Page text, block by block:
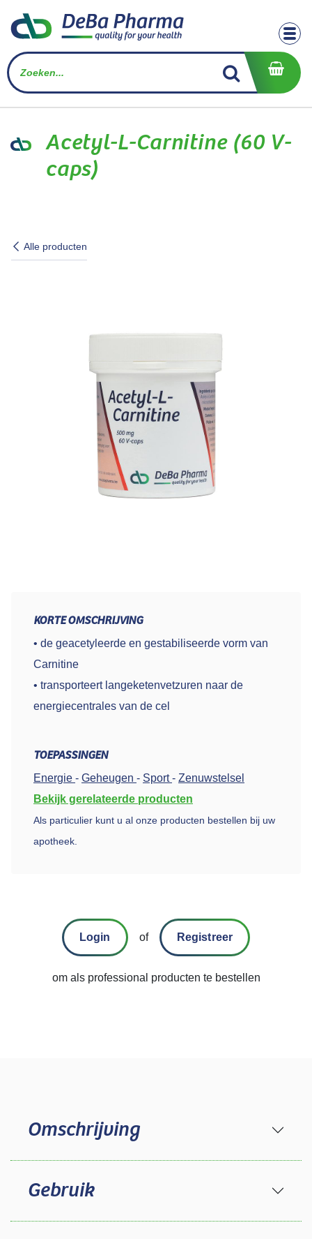
Alle producten
Acetyl-L-Carnitine (60 V-
caps)
KORTE OMSCHRIJVING
• de geacetyleerde en gestabiliseerde vorm van
Carnitine
• transporteert langeketenvetzuren naar de
energiecentrales van de cel
TOEPASSINGEN
Energie - Geheugen - Sport - Zenuwstelsel
Bekijk gerelateerde producten
Als particulier kunt u al onze producten bestellen bij uw
apotheek.
Login of Registreer
om als professional producten te bestellen
Omschrijving
Gebruik